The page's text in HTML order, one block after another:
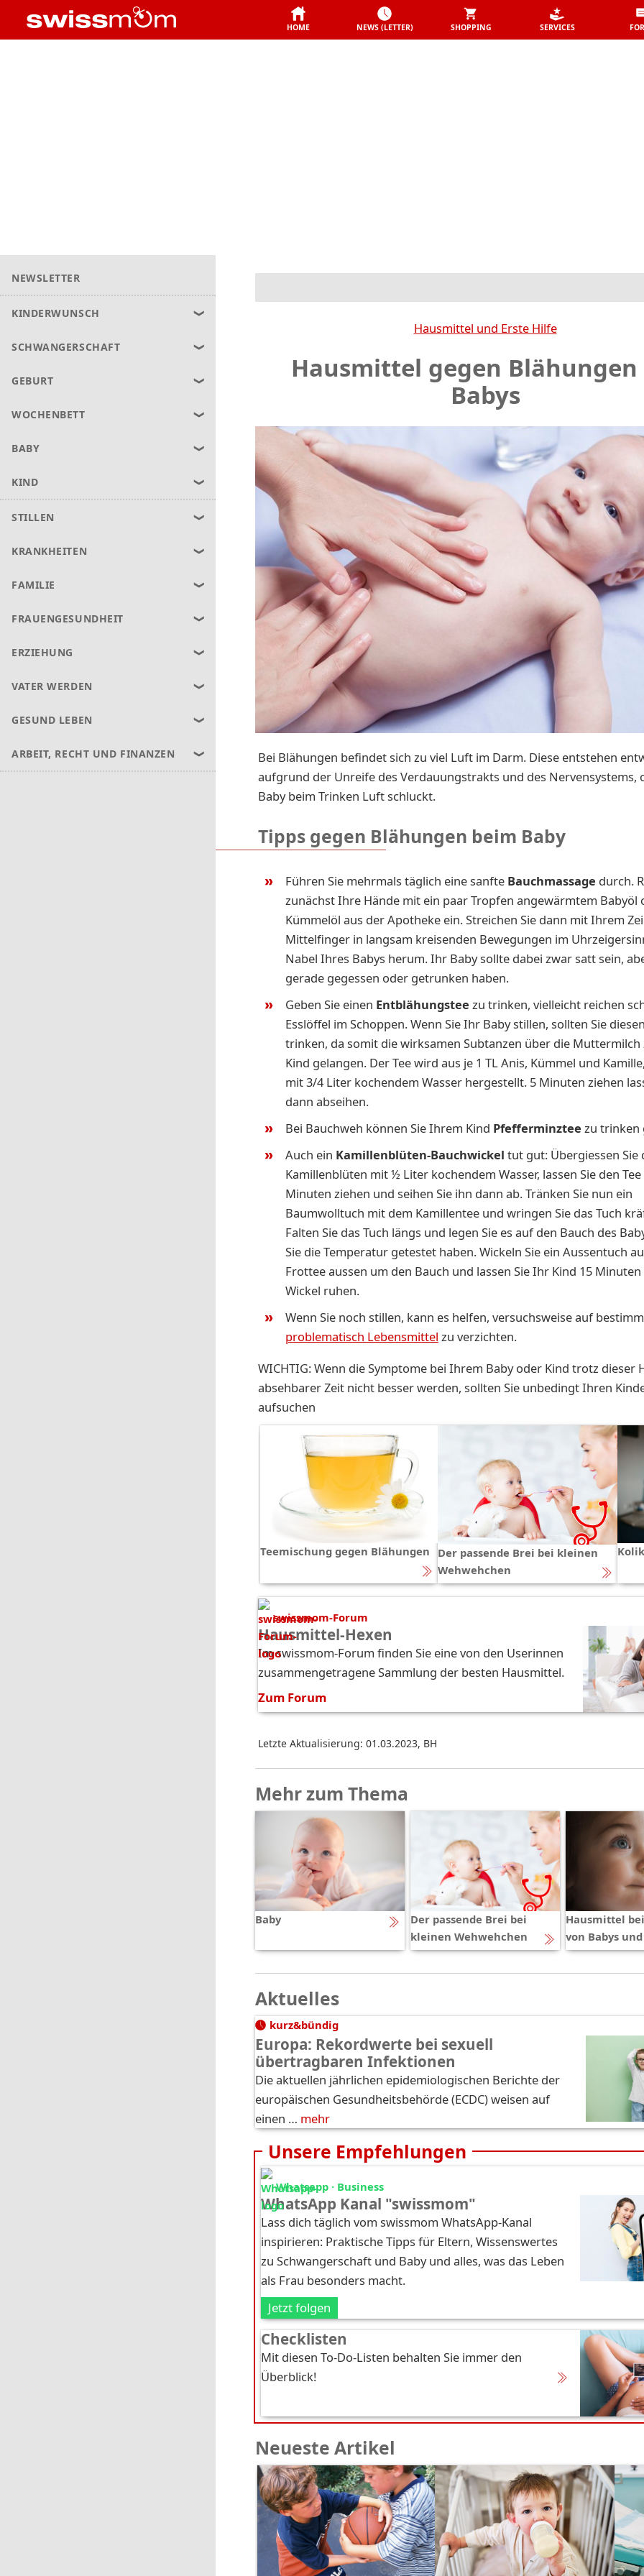
HOME NEWS (LETTER) SHOPPING SERVICES
NEWSLETTER
KINDERWUNSCH
SCHWANGERSCHAFT
GEBURT
WOCHENBETT
BABY
KIND
STILLEN
KRANKHEITEN
FAMILIE
FRAUENGESUNDHEIT
ERZIEHUNG
VATER WERDEN
GESUND LEBEN
ARBEIT, RECHT UND FINANZEN
Hausmittel und Erste Hilfe
Hausmittel gegen Blähungen
Babys
Bei Blähungen befindet sich zu viel Luft im Darm. Diese entstehen
aufgrund der Unreife des Verdauungstrakts und des Nervensystems,
Baby beim Trinken Luft schluckt.
Tipps gegen Blähungen beim Baby
Führen Sie mehrmals täglich eine sanfte Bauchmassage durch.
zunächst Ihre Hände mit ein paar Tropfen angewärmtem Babyöl
Kümmelöl aus der Apotheke ein. Streichen Sie dann mit Ihrem
Mittelfinger in langsam kreisenden Bewegungen im
Nabel Ihres Babys herum. Ihr Baby sollte dabei zwar satt sein,
gerade gegessen oder getrunken haben.
Geben Sie einen Entblähungstee zu trinken, vielleicht reichen
Esslöffel im Schoppen. Wenn Sie Ihr Baby stillen, sollten Sie
trinken, da somit die wirksamen Subtanzen über die
Kind gelangen. Der Tee wird aus je 1 TL Anis, Kümmel und
mit 3/4 Liter kochendem Wasser hergestellt. 5 Minuten ziehen
dann abseihen.
Bei Bauchweh können Sie Ihrem Kind Pfefferminztee zu trinken
Auch ein Kamillenblüten-Bauchwickel tut gut: Übergiessen Sie
Kamillenblüten mit ½ Liter kochendem Wasser, lassen Sie den Tee
Minuten ziehen und seihen Sie ihn dann ab. Tränken Sie nun ein
Baumwolltuch mit dem Kamillentee und wringen Sie das Tuch
Falten Sie das Tuch längs und legen Sie es auf den Bauch des
Sie die Temperatur getestet haben. Wickeln Sie ein Aussentuch
Frottee aussen um den Bauch und lassen Sie Ihr Kind 15
Wickel ruhen.
Wenn Sie noch stillen, kann es helfen, versuchsweise auf
problematisch Lebensmittel zu verzichten.
WICHTIG: Wenn die Symptome bei Ihrem Baby oder Kind trotz dieser
absehbarer Zeit nicht besser werden, sollten Sie unbedingt Ihren
aufsuchen
Teemischung gegen Blähungen
Der passende Brei bei kleinen
Wehwehchen
swissmom-Forum
Hausmittel-Hexen
Im swiss­mom-Fo­rum fin­den Sie eine von den Use­rin­nen
zu­sam­men­ge­tra­ge­ne Samm­lung der bes­ten Haus­mit­tel.
Zum Forum
Letzte Aktualisierung: 01.03.2023, BH
Mehr zum Thema
Baby
Der passende Brei bei
kleinen Wehwehchen
Hausmittel
von Babys
Aktuelles
kurz&bündig
Europa: Rekordwerte bei sexuell
übertragbaren Infektionen
Die aktuellen jährlichen epidemiologischen Berichte der
europäischen Gesundheitsbehörde (ECDC) weisen auf
einen … mehr
Unsere Empfehlungen
Whatsapp · Business
WhatsApp Kanal "swissmom"
Lass dich täglich vom swissmom WhatsApp-Kanal
inspirieren: Praktische Tipps für Eltern, Wissenswertes
zu Schwangerschaft und Baby und alles, was das Leben
als Frau besonders macht.
Jetzt folgen
Checklisten
Mit diesen To-Do-Listen behalten Sie immer den
Überblick!
Neueste Artikel